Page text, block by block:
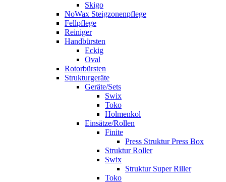
Skigo
NoWax Steigzonenpflege
Fellpflege
Reiniger
Handbürsten
Eckig
Oval
Rotorbürsten
Strukturgeräte
Geräte/Sets
Swix
Toko
Holmenkol
Einsätze/Rollen
Finite
Press Struktur Press Box
Struktur Roller
Swix
Struktur Super Riller
Toko